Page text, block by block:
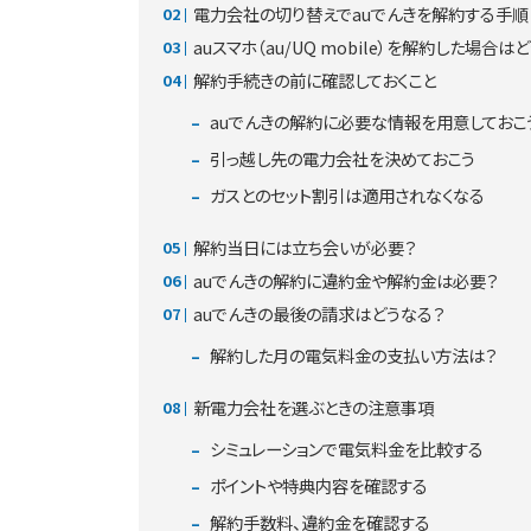
電力会社の切り替えでauでんきを解約する手順
auスマホ（au/UQ mobile）を解約した場合はど
解約手続きの前に確認しておくこと
auでんきの解約に必要な情報を用意しておこ
引っ越し先の電力会社を決めておこう
ガスとのセット割引は適用されなくなる
解約当日には立ち会いが必要？
auでんきの解約に違約金や解約金は必要？
auでんきの最後の請求はどうなる？
解約した月の電気料金の支払い方法は？
新電力会社を選ぶときの注意事項
シミュレーションで電気料金を比較する
ポイントや特典内容を確認する
解約手数料、違約金を確認する